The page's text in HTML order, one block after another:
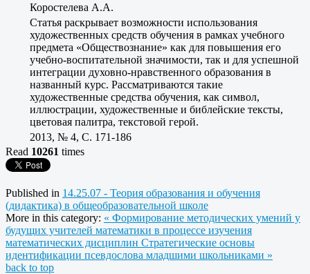
Коростелева А.А.
Статья раскрывает возможности использования
художественных средств обучения в рамках учебного
предмета «Обществознание» как для повышения его
учебно-воспитательной значимости, так и для успешной
интеграции духовно-нравственного образования в
названный курс. Рассматриваются такие
художественные средства обучения, как символ,
иллюстрации, художественные и библейские тексты,
цветовая палитра, текстовой герой.
2013, № 4, C. 171-186
Read 10261 times
Published in 14.25.07 - Теория образования и обучения
(дидактика) в общеобразовательной школе
More in this category: « Формирование методических умений у
будущих учителей математики в процессе изучения
математических дисциплин Стратегические основы
идентификации псевдослова младшими школьниками »
back to top